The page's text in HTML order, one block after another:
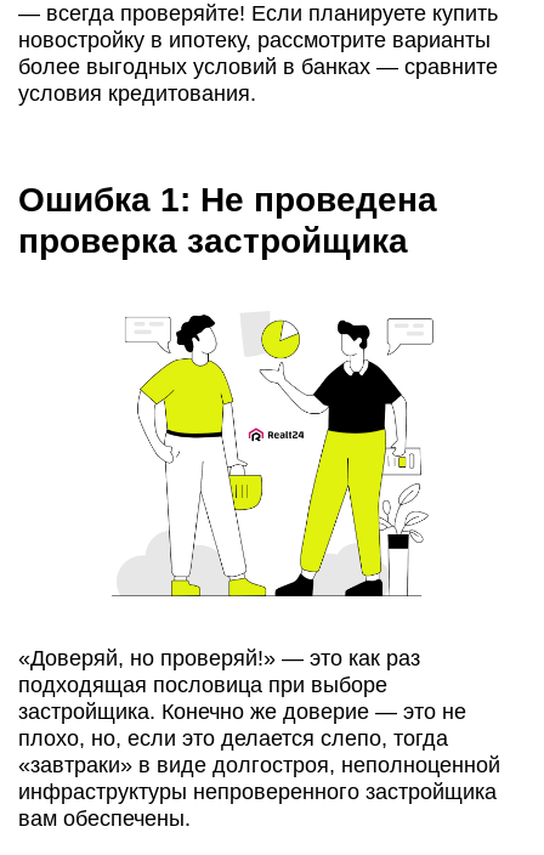
— всегда проверяйте! Если планируете купить
новостройку в ипотеку, рассмотрите варианты
более выгодных условий в банках — сравните
условия кредитования.
Ошибка 1: Не проведена
проверка застройщика
«Доверяй, но проверяй!» — это как раз
подходящая пословица при выборе
застройщика. Конечно же доверие — это не
плохо, но, если это делается слепо, тогда
«завтраки» в виде долгостроя, неполноценной
инфраструктуры непроверенного застройщика
вам обеспечены.